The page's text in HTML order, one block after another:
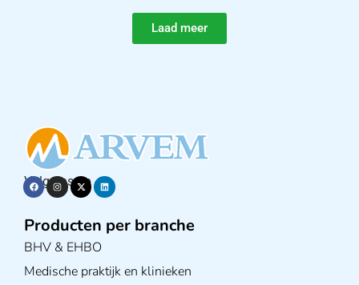
Laad meer
Volg ons op
Producten per branche
BHV & EHBO
Medische praktijk en klinieken